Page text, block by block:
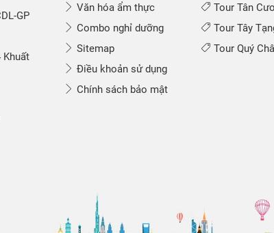
GP
Khuất
Văn hóa ẩm thực
Combo nghỉ dưỡng
Sitemap
Điều khoản sử dụng
Chính sách bảo mật
Tour Tân
Tour Tây
Tour Quý